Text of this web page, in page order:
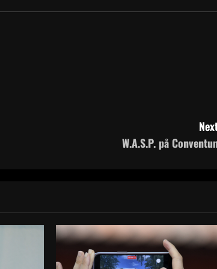
W.A.S.P. på